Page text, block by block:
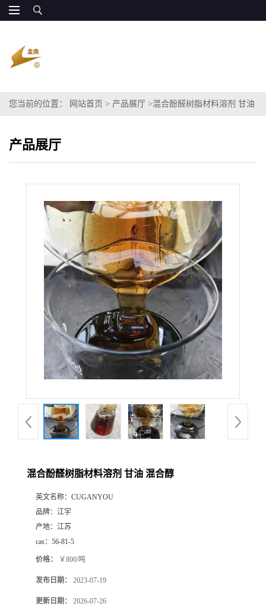
您当前的位置： 网站首页 > 产品展厅 >混合酚醛树脂材料溶剂 甘油
产品展厅
混合酚醛树脂材料溶剂 甘油 混合醇
英文名称： CUGANYOU
品牌： 江宇
产地： 江苏
cas： 56-81-5
价格： ￥800/吨
发布日期： 2023-07-19
更新日期： 2026-07-26